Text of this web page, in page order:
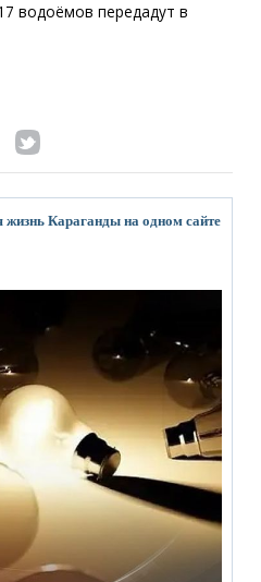
водоёмов передадут в
Караганды на одном сайте